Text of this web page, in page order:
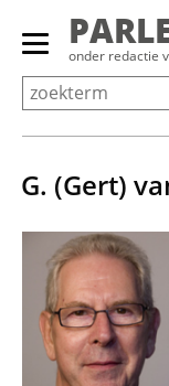
Overslaan
Primair
menu
tonen/verbergen
onder redactie
G. (Gert)